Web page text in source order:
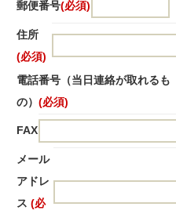
郵便番号(必須)
住所
(必須)
電話番号（当日連絡が取れるも
の） (必須)
FAX
メール
アドレ
ス (必